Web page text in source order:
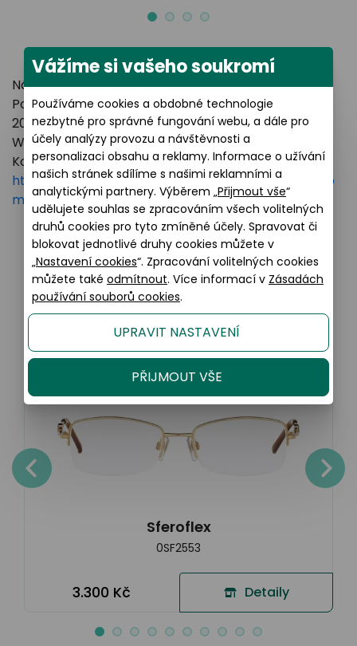
Název výrobce: LUXOTTICA GROUP
Poštovní adresa: Piazzale Luigi Cadorna 3 Milano,
20123 Italy
Webové stránky:https://www.essilorluxottica.com
Kontakt:
https://www.essilorluxottica.com/en/brands/custo
mer-care
Podobné produkty
Sleva 20% na kompletní brýle
Sferoflex
0SF2553
3.300 Kč Detaily
Vážíme si vašeho soukromí
Používáme cookies a obdobné technologie
nezbytné pro správné fungování webu, a dále pro
účely analýzy provozu a návštěvnosti a
personalizaci obsahu a reklamy. Informace o užívání
našich stránek sdílíme s našimi reklamními a
analytickými partnery. Výběrem „Přijmout vše“
udělujete souhlas se zpracováním všech volitelných
druhů cookies pro tyto zmíněné účely. Spravovat či
blokovat jednotlivé druhy cookies můžete v
„Nastavení cookies“. Zpracování volitelných cookies
můžete také odmítnout. Více informací v Zásadách
používání souborů cookies.
UPRAVIT NASTAVENÍ
PŘIJMOUT VŠE